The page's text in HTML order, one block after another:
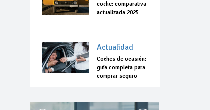
coche: comparativa
actualizada 2025
Actualidad
Coches de ocasión:
guía completa para
comprar seguro